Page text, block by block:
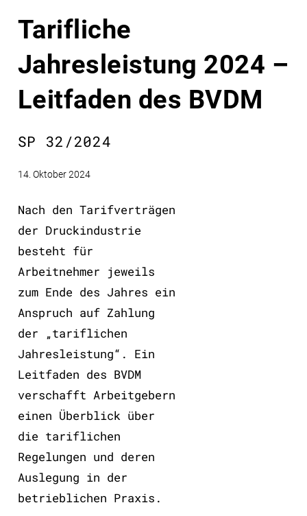
Tarifliche
Jahresleistung 2024 –
Leitfaden des BVDM
SP 32/2024
14. Oktober 2024
Nach den Tarifverträgen
der Druckindustrie
besteht für
Arbeitnehmer jeweils
zum Ende des Jahres ein
Anspruch auf Zahlung
der „tariflichen
Jahresleistung“. Ein
Leitfaden des BVDM
verschafft Arbeitgebern
einen Überblick über
die tariflichen
Regelungen und deren
Auslegung in der
betrieblichen Praxis.